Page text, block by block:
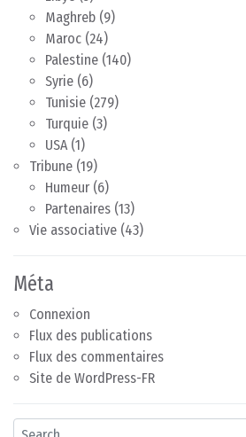
Maghreb (9)
Maroc (24)
Palestine (140)
Syrie (6)
Tunisie (279)
Turquie (3)
USA(1)
Tribune (19)
Humeur (6)
Partenaires (13)
Vie associative (43)
Méta
Connexion
Flux des publications
Flux des commentaires
Site de WordPress-FR
Search